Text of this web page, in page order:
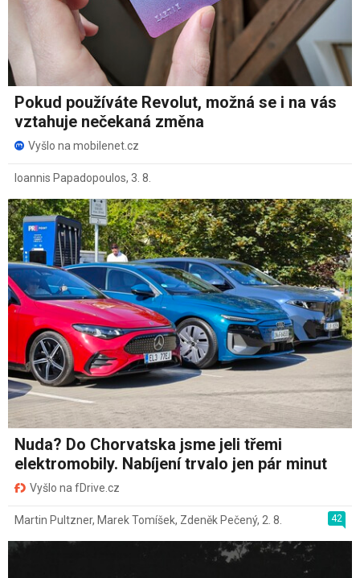
Pokud používáte Revolut, možná se i na vás
vztahuje nečekaná změna
Vyšlo na mobilenet.cz
Ioannis Papadopoulos, 3. 8.
Nuda? Do Chorvatska jsme jeli třemi
elektromobily. Nabíjení trvalo jen pár minut
Vyšlo na fDrive.cz
42
Martin Pultzner, Marek Tomíšek, Zdeněk Pečený, 2. 8.